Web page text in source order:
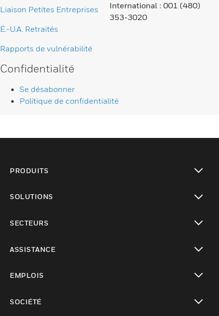
Liaison Petites Entreprises
É.-U.A. Retraités
Rapports de vulnérabilité
International : 001 (480)
353-3020
Confidentialité
Se désabonner
Politique de confidentialité
PRODUITS
SOLUTIONS
SECTEURS
ASSISTANCE
EMPLOIS
SOCIÉTÉ